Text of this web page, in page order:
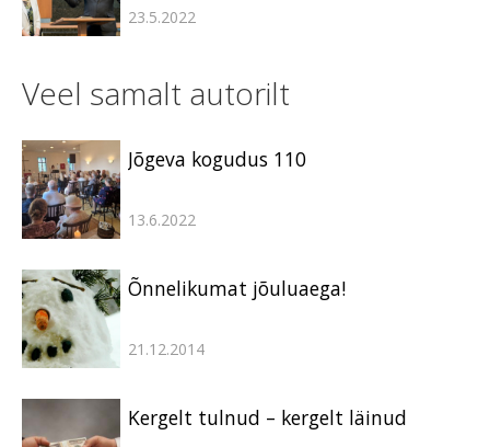
23.5.2022
Veel samalt autorilt
Jõgeva kogudus 110
13.6.2022
Õnnelikumat jõuluaega!
21.12.2014
Kergelt tulnud – kergelt läinud